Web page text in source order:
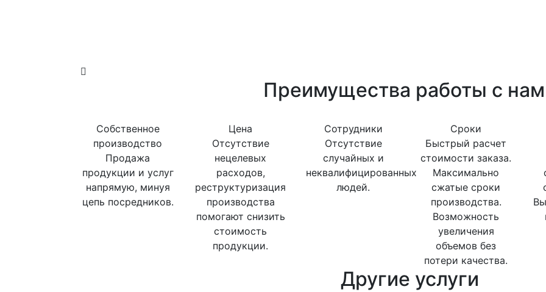
Преимущества работы с
Собственное
производство
Продажа
продукции и услуг
напрямую, минуя
цепь посредников.
Цена
Отсутствие
нецелевых
расходов,
реструктуризация
производства
помогают снизить
стоимость
продукции.
Сотрудники
Отсутствие
случайных и
неквалифицированных
людей.
Сроки
Быстрый расчет
стоимости заказа.
Максимально
сжатые сроки
производства.
Возможность
увеличения
объемов без
потери качества.
Другие услуги